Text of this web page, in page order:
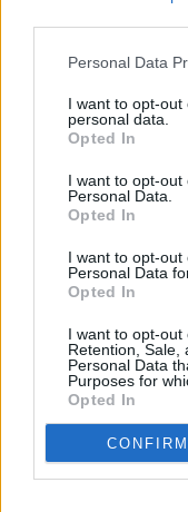
Personal Data
I want to opt-
personal data.
Opted In
I want to opt-out
Personal Data.
Opted In
I want to opt-
Personal Data
Opted In
I want to opt-out
Retention, Sale,
Personal Data
Purposes for
Opted In
CONFIRM
EU
Wp son una
que buscan
impermeable y cuero,
protección contra los
REDES SOCIALES
SECCIONES
Chollos recientes